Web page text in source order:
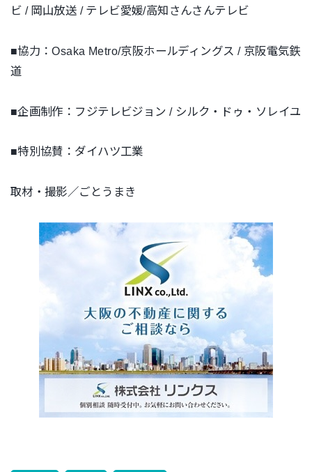
ビ / 岡山放送 / テレビ愛媛/高知さんさんテレビ
■協力：Osaka Metro/京阪ホールディングス / 京阪電気鉄
道
■企画制作：フジテレビジョン / シルク・ドゥ・ソレイユ
■特別協賛：ダイハツ工業
取材・撮影／ごとうまき